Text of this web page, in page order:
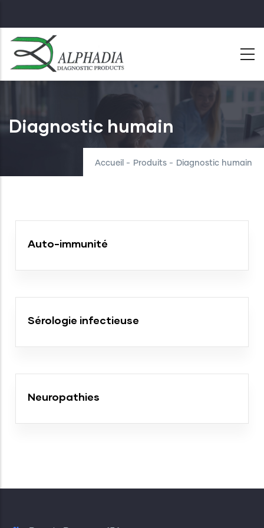
to
main
content
Diagnostic humain
Accueil - Produits - Diagnostic humain
Auto-immunité
Sérologie infectieuse
Neuropathies